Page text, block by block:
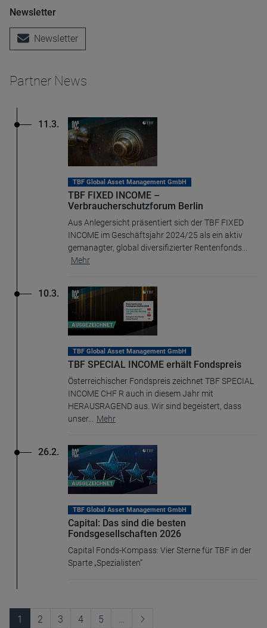
Newsletter
Newsletter
Partner News
11.3.
TBF Global Asset Management GmbH
TBF FIXED INCOME –
Verbraucherschutzforum Berlin
Aus Anlegersicht präsentiert sich der TBF FIXED
INCOME im Geschäftsjahr 2024/25 als ein aktiv
gemanagter, global diversifizierter Rentenfonds
Mehr
10.3.
TBF Global Asset Management GmbH
TBF SPECIAL INCOME erhält Fondspreis
Österreichischer Fondspreis zeichnet TBF SPECIAL
INCOME CHF R auch in diesem Jahr mit
HERAUSRAGEND aus. Wir sind begeistert, dass
unser... Mehr
26.2.
TBF Global Asset Management GmbH
Capital: Das sind die besten
Fondsgesellschaften 2026
Capital Fonds-Kompass: Vier Sterne für TBF in der
Sparte „Spezialisten“
1 2 3 4 5 …